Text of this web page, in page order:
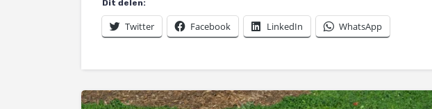
Dit delen:
Twitter Facebook LinkedIn WhatsApp